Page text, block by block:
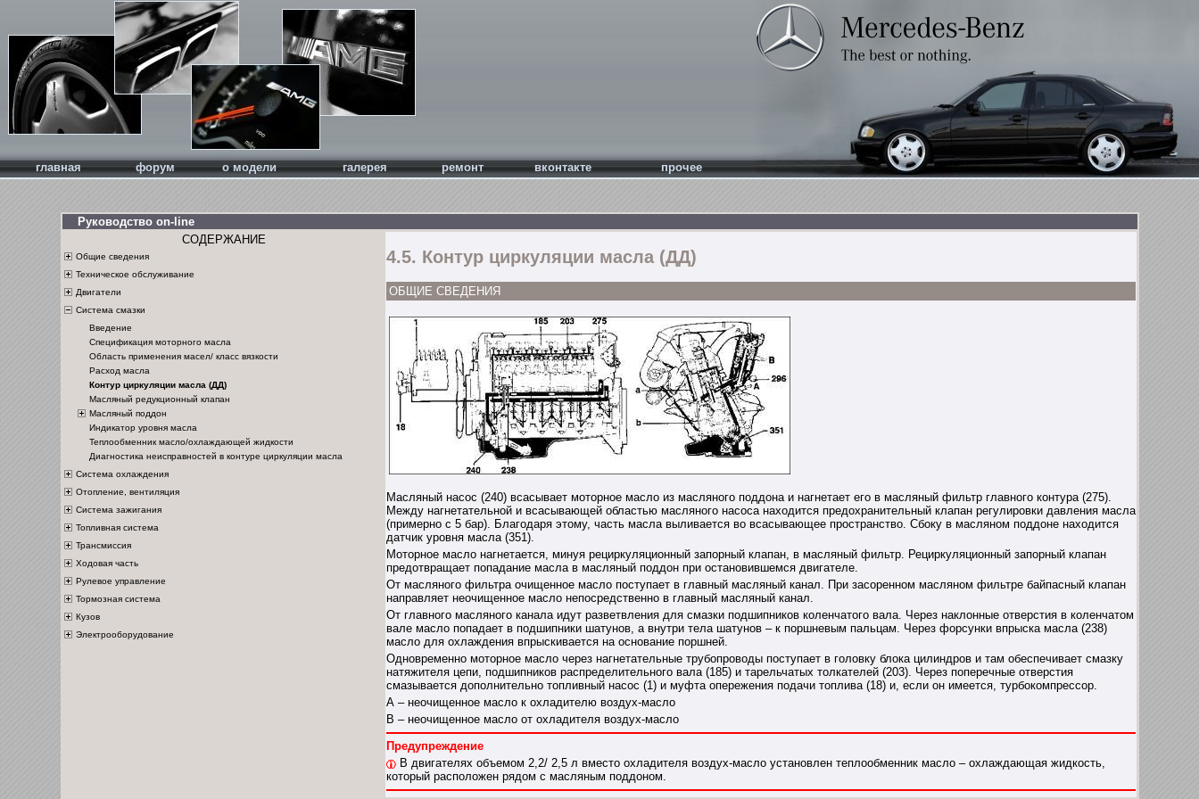
главная форум о модели галерея ремонт вконтакте прочее
Руководство on-line
СОДЕРЖАНИЕ
Общие сведения
Техническое обслуживание
Двигатели
Система смазки
Введение
Спецификация моторного масла
Область применения масел/ класс вязкости
Расход масла
Контур циркуляции масла (ДД)
Масляный редукционный клапан
Масляный поддон
Индикатор уровня масла
Теплообменник масло/охлаждающей жидкости
Диагностика неисправностей в контуре циркуляции масла
Система охлаждения
Отопление, вентиляция
Система зажигания
Топливная система
Трансмиссия
Ходовая часть
Рулевое управление
Тормозная система
Кузов
Электрооборудование
4.5. Контур циркуляции масла (ДД)
ОБЩИЕ СВЕДЕНИЯ
Масляный насос (240) всасывает моторное масло из масляного поддона и нагнетает его в масляный фильтр главного контура (275).
Между нагнетательной и всасывающей областью масляного насоса находится предохранительный клапан регулировки давления масла
(примерно с 5 бар). Благодаря этому, часть масла выливается во всасывающее пространство. Сбоку в масляном поддоне находится
датчик уровня масла (351).
Моторное масло нагнетается, минуя рециркуляционный запорный клапан, в масляный фильтр. Рециркуляционный запорный клапан
предотвращает попадание масла в масляный поддон при остановившемся двигателе.
От масляного фильтра очищенное масло поступает в главный масляный канал. При засоренном масляном фильтре байпасный клапан
направляет неочищенное масло непосредственно в главный масляный канал.
От главного масляного канала идут разветвления для смазки подшипников коленчатого вала. Через наклонные отверстия в коленчатом
вале масло попадает в подшипники шатунов, а внутри тела шатунов – к поршневым пальцам. Через форсунки впрыска масла (238)
масло для охлаждения впрыскивается на основание поршней.
Одновременно моторное масло через нагнетательные трубопроводы поступает в головку блока цилиндров и там обеспечивает смазку
натяжителя цепи, подшипников распределительного вала (185) и тарельчатых толкателей (203). Через поперечные отверстия
смазывается дополнительно топливный насос (1) и муфта опережения подачи топлива (18) и, если он имеется, турбокомпрессор.
А – неочищенное масло к охладителю воздух-масло
В – неочищенное масло от охладителя воздух-масло
Предупреждение
В двигателях объемом 2,2/ 2,5 л вместо охладителя воздух-масло установлен теплообменник масло – охлаждающая жидкость,
который расположен рядом с масляным поддоном.